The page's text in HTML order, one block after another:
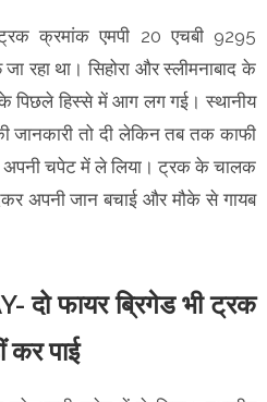
क्रमांक एमपी 20 एचबी 9295
रहा था। सिहोरा और स्लीमनाबाद के
पिछले हिस्से में आग लग गई। स्थानीय
तो दी लेकिन तब तक काफी
चपेट में ले लिया। ट्रक के चालक
अपनी जान बचाई और मौके से गायब
दो फायर ब्रिगेड भी ट्रक
कर पाई